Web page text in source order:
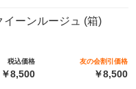
ーンルージュ (箱)
税込価格
￥8,500
友の会割引価格
￥8,500